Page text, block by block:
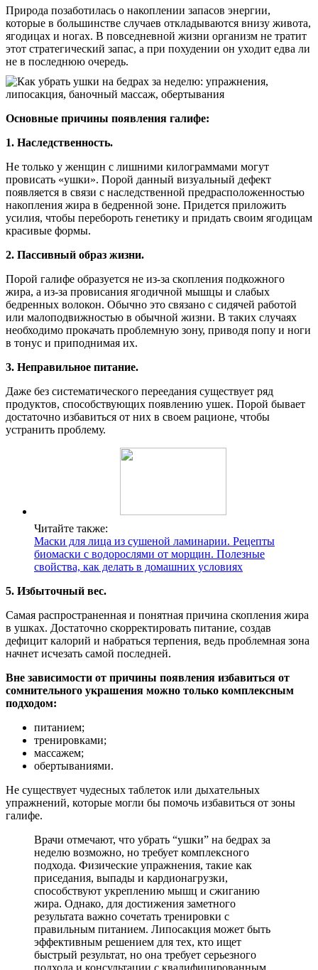
Природа позаботилась о накоплении запасов энергии,
которые в большинстве случаев откладываются внизу живота,
ягодицах и ногах. В повседневной жизни организм не тратит
этот стратегический запас, а при похудении он уходит едва ли
не в последнюю очередь.
Основные причины появления галифе:
1. Наследственность.
Не только у женщин с лишними килограммами могут
провисать «ушки». Порой данный визуальный дефект
появляется в связи с наследственной предрасположенностью
накопления жира в бедренной зоне. Придется приложить
усилия, чтобы перебороть генетику и придать своим ягодицам
красивые формы.
2. Пассивный образ жизни.
Порой галифе образуется не из-за скопления подкожного
жира, а из-за провисания ягодичной мышцы и слабых
бедренных волокон. Обычно это связано с сидячей работой
или малоподвижностью в обычной жизни. В таких случаях
необходимо прокачать проблемную зону, приводя попу и ноги
в тонус и приподнимая их.
3. Неправильное питание.
Даже без систематического переедания существует ряд
продуктов, способствующих появлению ушек. Порой бывает
достаточно избавиться от них в своем рационе, чтобы
устранить проблему.
Читайте также:
Маски для лица из сушеной ламинарии. Рецепты
биомаски с водорослями от морщин. Полезные
свойства, как делать в домашних условиях
5. Избыточный вес.
Самая распространенная и понятная причина скопления жира
в ушках. Достаточно скорректировать питание, создав
дефицит калорий и набраться терпения, ведь проблемная зона
начнет исчезать самой последней.
Вне зависимости от причины появления избавиться от
сомнительного украшения можно только комплексным
подходом:
питанием;
тренировками;
массажем;
обертываниями.
Не существует чудесных таблеток или дыхательных
упражнений, которые могли бы помочь избавиться от зоны
галифе.
Врачи отмечают, что убрать “ушки” на бедрах за
неделю возможно, но требует комплексного
подхода. Физические упражнения, такие как
приседания, выпады и кардионагрузки,
способствуют укреплению мышц и сжиганию
жира. Однако, для достижения заметного
результата важно сочетать тренировки с
правильным питанием. Липосакция может быть
эффективным решением для тех, кто ищет
быстрый результат, но она требует серьезного
подхода и консультации с квалифицированным